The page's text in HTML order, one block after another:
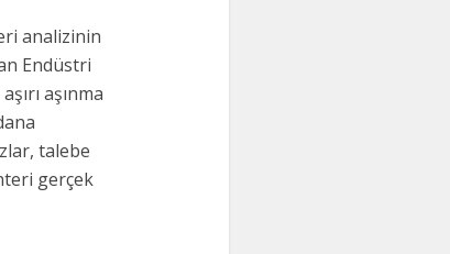
analizinin
Endüstri
aşınma
talebe
gerçek